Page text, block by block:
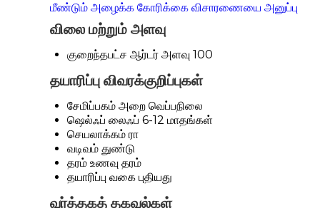
மீண்டும் அழைக்க கோரிக்கை விசாரணையை அனுப்பு
விலை மற்றும் அளவு
குறைந்தபட்ச ஆர்டர் அளவு 100
தயாரிப்பு விவரக்குறிப்புகள்
சேமிப்பகம் அறை வெப்பநிலை
ஷெல்ஃப் லைஃப் 6-12 மாதங்கள்
செயலாக்கம் ரா
வடிவம் துண்டு
தரம் உணவு தரம்
தயாரிப்பு வகை புதியது
வர்த்தகத் தகவல்கள்